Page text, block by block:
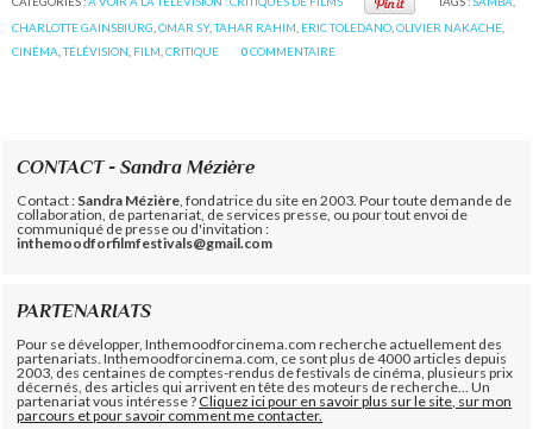
CHARLOTTE GAINSBIURG ,OMAR SY,TAHAR RAHIM ERIC TOLEDANO ,OLIVIER NAKACHE
CINÉMA ,TÉLÉVISION FILM ,CRITIQUE 0COMMENTAIRE
CONTACT - Sandra Mézière
Contact : Sandra Mézière , fondatrice du site en 2003. Pour toute demande de
collaboration, de partenariat, de services presse, ou pour tout envoi de
communiqué de presse ou d'invitation :
inthemoodforfilmfestivals@gmail.com
PARTENARIATS
Pour se développer, Inthemoodforcinema.com recherche actuellement des
partenariats. Inthemoodforcinema.com, ce sont plus de 4000 articles depuis
2003, des centaines de comptes-rendus de festivals de cinéma, plusieurs prix
décernés, des articles qui arrivent en tête des moteurs de recherche... Un
partenariat vous intéresse ?Cliquez ici pour en savoir plus sur le site, sur mon
parcours et pour savoir comment me contacter.